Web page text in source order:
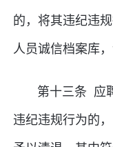
的，将其违纪违
人员诚信档案库
第十三条 应
违纪违规行为的